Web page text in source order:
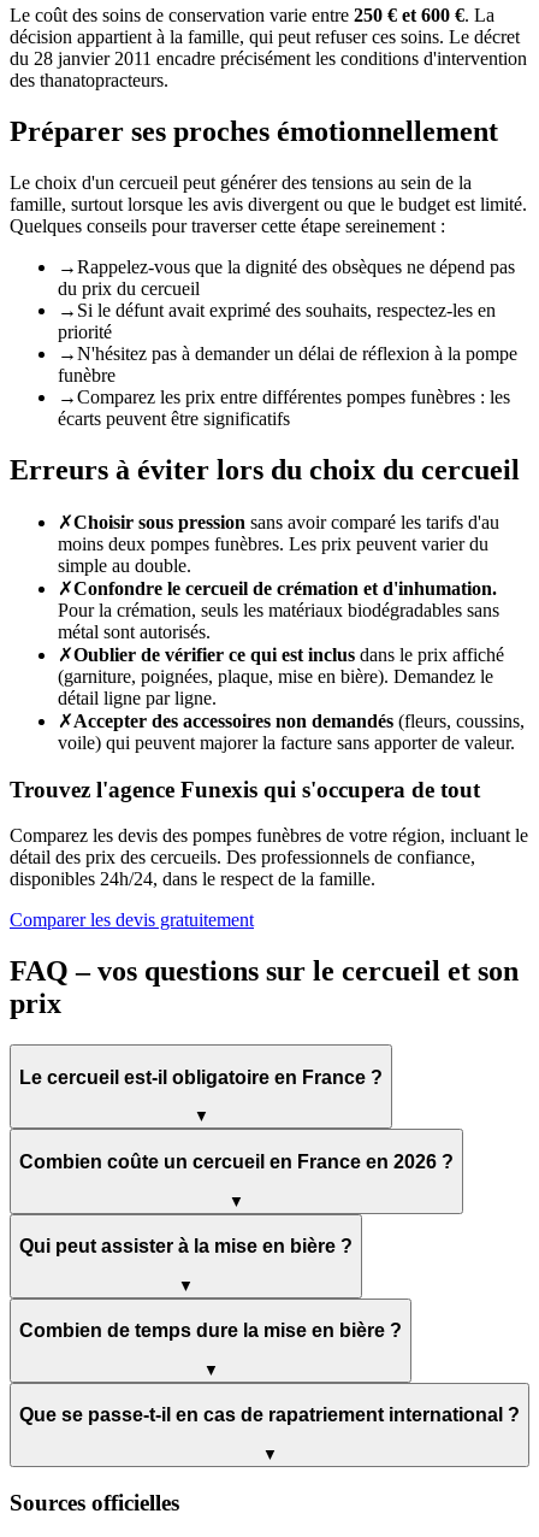
Le coût des soins de conservation varie entre 250 € et 600 €. La
décision appartient à la famille, qui peut refuser ces soins. Le décret
du 28 janvier 2011 encadre précisément les conditions d'intervention
des thanatopracteurs.
Préparer ses proches émotionnellement
Le choix d'un cercueil peut générer des tensions au sein de la
famille, surtout lorsque les avis divergent ou que le budget est limité.
Quelques conseils pour traverser cette étape sereinement :
→Rappelez-vous que la dignité des obsèques ne dépend pas
du prix du cercueil
→ Si le défunt avait exprimé des souhaits, respectez-les en
priorité
→N'hésitez pas à demander un délai de réflexion à la pompe
funèbre
→Comparez les prix entre différentes pompes funèbres : les
écarts peuvent être significatifs
Erreurs à éviter lors du choix du cercueil
✗Choisir sous pression sans avoir comparé les tarifs d'au
moins deux pompes funèbres. Les prix peuvent varier du
simple au double.
✗Confondre le cercueil de crémation et d'inhumation.
Pour la crémation, seuls les matériaux biodégradables sans
métal sont autorisés.
✗Oublier de vérifier ce qui est inclus dans le prix affiché
(garniture, poignées, plaque, mise en bière). Demandez le
détail ligne par ligne.
✗Accepter des accessoires non demandés (fleurs, coussins,
voile) qui peuvent majorer la facture sans apporter de valeur.
Trouvez l'agence Funexis qui s'occupera de tout
Comparez les devis des pompes funèbres de votre région, incluant le
détail des prix des cercueils. Des professionnels de confiance,
disponibles 24h/24, dans le respect de la famille.
Comparer les devis gratuitement
FAQ – vos questions sur le cercueil et son
prix
Le cercueil est-il obligatoire en France ?
▼
Combien coûte un cercueil en France en 2026 ?
▼
Qui peut assister à la mise en bière ?
▼
Combien de temps dure la mise en bière ?
▼
Que se passe-t-il en cas de rapatriement international ?
▼
Sources officielles